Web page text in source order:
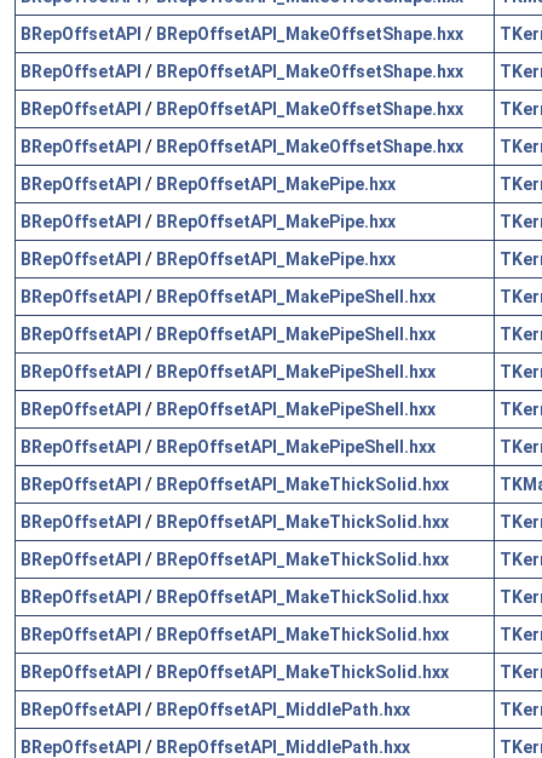
BRepOffsetAPI / BRepOffsetAPI_MakeOffsetShape.hxx
BRepOffsetAPI / BRepOffsetAPI_MakeOffsetShape.hxx
BRepOffsetAPI / BRepOffsetAPI_MakeOffsetShape.hxx
BRepOffsetAPI / BRepOffsetAPI_MakeOffsetShape.hxx
BRepOffsetAPI / BRepOffsetAPI_MakePipe.hxx
BRepOffsetAPI / BRepOffsetAPI_MakePipe.hxx
BRepOffsetAPI / BRepOffsetAPI_MakePipe.hxx
BRepOffsetAPI / BRepOffsetAPI_MakePipeShell.hxx
BRepOffsetAPI / BRepOffsetAPI_MakePipeShell.hxx
BRepOffsetAPI / BRepOffsetAPI_MakePipeShell.hxx
BRepOffsetAPI / BRepOffsetAPI_MakePipeShell.hxx
BRepOffsetAPI / BRepOffsetAPI_MakePipeShell.hxx
BRepOffsetAPI / BRepOffsetAPI_MakeThickSolid.hxx
BRepOffsetAPI / BRepOffsetAPI_MakeThickSolid.hxx
BRepOffsetAPI / BRepOffsetAPI_MakeThickSolid.hxx
BRepOffsetAPI / BRepOffsetAPI_MakeThickSolid.hxx
BRepOffsetAPI / BRepOffsetAPI_MakeThickSolid.hxx
BRepOffsetAPI / BRepOffsetAPI_MakeThickSolid.hxx
BRepOffsetAPI / BRepOffsetAPI_MiddlePath.hxx
BRepOffsetAPI / BRepOffsetAPI_MiddlePath.hxx